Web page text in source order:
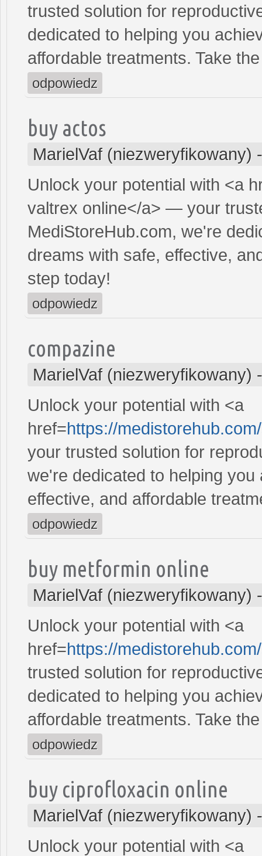
trusted solution for
dedicated to helping you
affordable treatments. Take
odpowiedz
buy actos
MarielVaf (niezweryfikowany)
Unlock your potential with <a
valtrex online</a> — your
MediStoreHub.com, we're
dreams with safe, effective,
step today!
odpowiedz
compazine
MarielVaf (niezweryfikowany)
Unlock your potential with <a
href=https://
your trusted solution for
we're dedicated to helping
effective, and affordable
odpowiedz
buy metformin online
MarielVaf (niezweryfikowany)
Unlock your potential with <a
href=https://
trusted solution for
dedicated to helping you
affordable treatments. Take
odpowiedz
buy ciprofloxacin online
MarielVaf (niezweryfikowany)
Unlock your potential with <a